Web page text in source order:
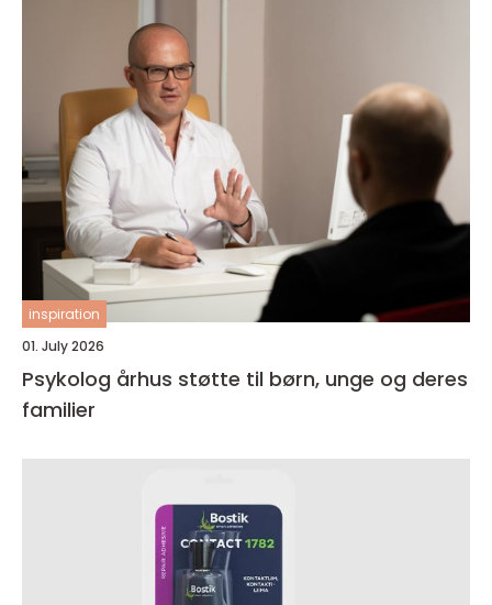
inspiration
01. July 2026
Psykolog århus støtte til børn, unge og deres
familier